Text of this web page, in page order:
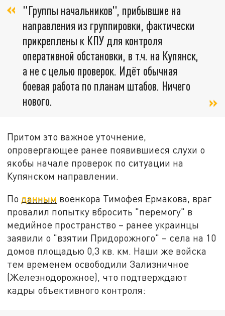
"Группы начальников", прибывшие на
направления из группировки, фактически
прикреплены к КПУ для контроля
оперативной обстановки, в т.ч. на Купянск,
а не с целью проверок. Идёт обычная
боевая работа по планам штабов. Ничего
нового.
Притом это важное уточнение,
опровергающее ранее появившиеся слухи о
якобы начале проверок по ситуации на
Купянском направлении.
По данным военкора Тимофея Ермакова, враг
провалил попытку вбросить "перемогу" в
медийное пространство – ранее украинцы
заявили о "взятии Придорожного" – села на 10
домов площадью 0,3 кв. км. Наши же войска
тем временем освободили Зализничное
(Железнодорожное), что подтверждают
кадры объективного контроля: